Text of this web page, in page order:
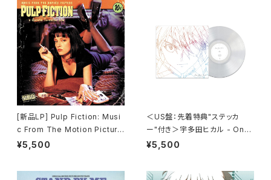
[新品LP] Pulp Fiction: Musi
c From The Motion Picture
(180g) / パルプ・フィクション
¥5,500
＜US盤：先着特典"ステッカ
ー"付き＞宇多田ヒカル - One
Last Kiss (US Clear Vinyl)
¥5,500